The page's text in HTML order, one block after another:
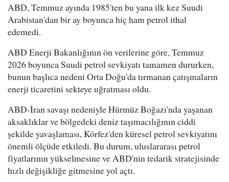
ABD, Temmuz ayında 1985'ten bu yana ilk kez Suudi
Arabistan'dan bir ay boyunca hiç ham petrol ithal
edemedi.
ABD Enerji Bakanlığının ön verilerine göre, Temmuz
2026 boyunca Suudi petrol sevkiyatı tamamen dururken,
bunun başlıca nedeni Orta Doğu'da tırmanan çatışmaların
enerji ticaretini sekteye uğratması oldu.
ABD-İran savaşı nedeniyle Hürmüz Boğazı'nda yaşanan
aksaklıklar ve bölgedeki deniz taşımacılığının ciddi
şekilde yavaşlaması, Körfez'den küresel petrol sevkiyatını
önemli ölçüde etkiledi. Bu durum, uluslararası petrol
fiyatlarının yükselmesine ve ABD'nin tedarik stratejisinde
hızlı değişikliğe gitmesine yol açtı.